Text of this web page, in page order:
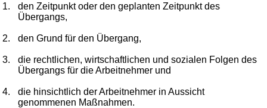
1.
den Zeitpunkt oder den geplanten Zeitpunkt des
Übergangs,
2. den Grund für den Übergang,
3.
die rechtlichen, wirtschaftlichen und sozialen Folgen des
Übergangs für die Arbeitnehmer und
4.
die hinsichtlich der Arbeitnehmer in Aussicht
genommenen Maßnahmen.